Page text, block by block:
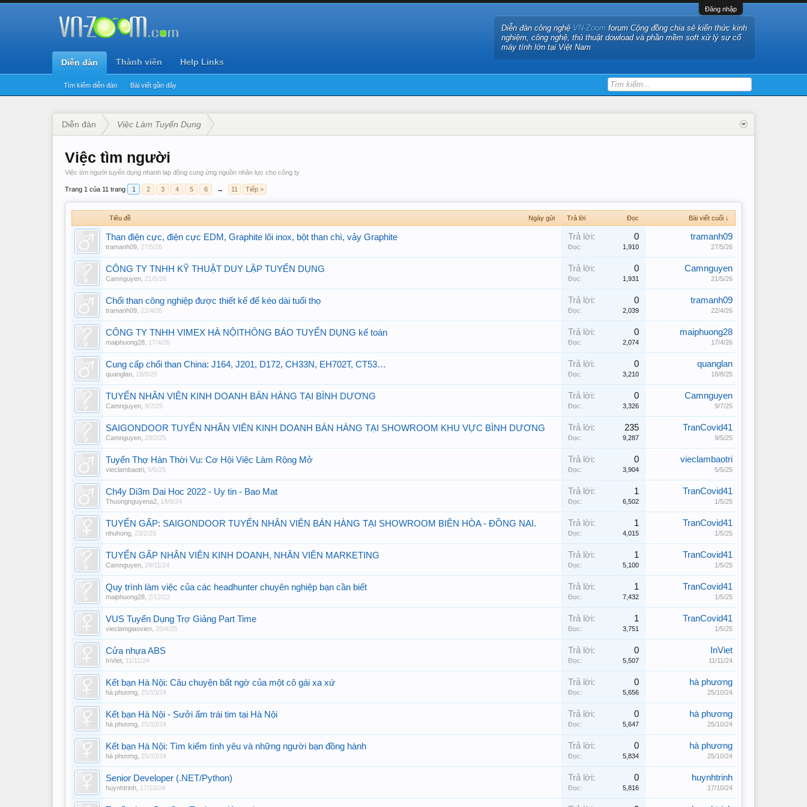
Đăng nhập
Diễn đàn công nghệ VN-Zoom forum Cộng đồng chia sẻ kiến thức kinh
nghiệm, công nghệ, thủ thuật dowload và phần mềm soft xử lý sự cố
máy tính lớn tại Việt Nam
Diễn đàn
Tìm kiếm diễn đàn Bài viết gần đây
Thành viên Help Links
Diễn đàn Việc Làm Tuyển Dụng
Việc tìm người
Việc tìm người tuyển dụng nhanh lap động cung ứng nguồn nhân lực cho công ty
Trang 1 của 11 trang 1 2 3 4 5 6 → 11 Tiếp >
Tiêu đề Ngày gửi Trả lời Đọc Bài viết cuối ↓
Than điện cực, điện cực EDM, Graphite lõi inox, bột than chì, vảy Graphite
tramanh09 27/5/26
Trả lời: 0
Đọc: 1,910
tramanh09
27/5/26
CÔNG TY TNHH KỸ THUẬT DUY LẬP TUYỂN DỤNG
Camnguyen 21/5/26
Trả lời: 0
Đọc: 1,931
Camnguyen
21/5/26
Chổi than công nghiệp được thiết kế để kéo dài tuổi thọ
tramanh09 22/4/26
Trả lời: 0
Đọc: 2,039
tramanh09
22/4/26
CÔNG TY TNHH VIMEX HÀ NỘITHÔNG BÁO TUYỂN DỤNG kế toán
maiphuong28 17/4/26
Trả lời: 0
Đọc: 2,074
maiphuong28
17/4/26
Cung cấp chổi than China: J164, J201, D172, CH33N, EH702T, CT53…
quanglan 18/8/25
Trả lời: 0
Đọc: 3,210
quanglan
18/8/25
TUYỂN NHÂN VIÊN KINH DOANH BÁN HÀNG TẠI BÌNH DƯƠNG
Camnguyen 9/7/25
Trả lời: 0
Đọc: 3,326
Camnguyen
9/7/25
SAIGONDOOR TUYỂN NHÂN VIÊN KINH DOANH BÁN HÀNG TẠI SHOWROOM KHU VỰC BÌNH DƯƠNG
Camnguyen 28/2/25
Trả lời: 235
Đọc: 9,287
TranCovid41
9/5/25
Tuyển Thợ Hàn Thời Vụ: Cơ Hội Việc Làm Rộng Mở
vieclambaotri 5/5/25
Trả lời: 0
Đọc: 3,904
vieclambaotri
5/5/25
Ch4y Di3m Dai Hoc 2022 - Uy tin - Bao Mat
Thuongnguyena2 18/9/24
Trả lời: 1
Đọc: 6,502
TranCovid41
1/5/25
TUYỂN GẤP: SAIGONDOOR TUYỂN NHÂN VIÊN BÁN HÀNG TẠI SHOWROOM BIÊN HÒA - ĐỒNG NAI.
nhuhong 23/2/25
Trả lời: 1
Đọc: 4,015
TranCovid41
1/5/25
TUYỂN GẤP NHÂN VIÊN KINH DOANH, NHÂN VIÊN MARKETING
Camnguyen 29/11/24
Trả lời: 1
Đọc: 5,100
TranCovid41
1/5/25
Quy trình làm việc của các headhunter chuyên nghiệp bạn cần biết
maiphuong28 2/12/22
Trả lời: 1
Đọc: 7,432
TranCovid41
1/5/25
VUS Tuyển Dụng Trợ Giảng Part Time
vieclamgiaovien 25/4/25
Trả lời: 1
Đọc: 3,751
TranCovid41
1/5/25
Cửa nhựa ABS
InViet 11/11/24
Trả lời: 0
Đọc: 5,507
InViet
11/11/24
Kết bạn Hà Nội: Câu chuyện bất ngờ của một cô gái xa xứ
hà phương 25/10/24
Trả lời: 0
Đọc: 5,656
hà phương
25/10/24
Kết bạn Hà Nội - Sưởi ấm trái tim tại Hà Nội
hà phương 25/10/24
Trả lời: 0
Đọc: 5,647
hà phương
25/10/24
Kết bạn Hà Nội: Tìm kiếm tình yêu và những người bạn đồng hành
hà phương 25/10/24
Trả lời: 0
Đọc: 5,834
hà phương
25/10/24
Senior Developer (.NET/Python)
huynhtrinh 17/10/24
Trả lời: 0
Đọc: 5,816
huynhtrinh
17/10/24